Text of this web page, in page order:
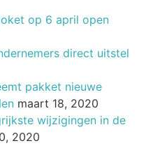
op 6 april open
direct uitstel
pakket nieuwe
maart 18, 2020
wijzigingen in de
2020